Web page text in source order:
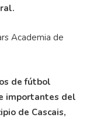
Academia de
de fútbol
importantes del
de Cascais,